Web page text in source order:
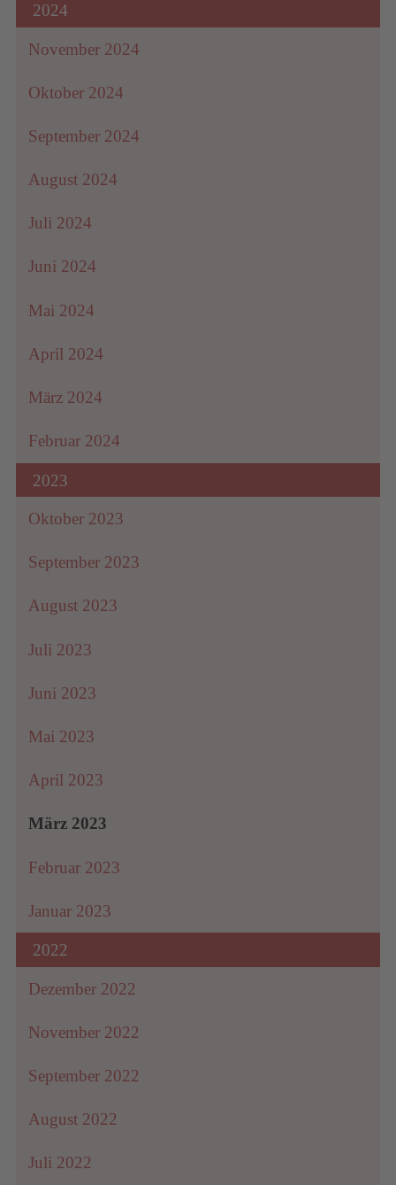
2024
November 2024
Oktober 2024
September 2024
August 2024
Juli 2024
Juni 2024
Mai 2024
April 2024
März 2024
Februar 2024
2023
Oktober 2023
September 2023
August 2023
Juli 2023
Juni 2023
Mai 2023
April 2023
März 2023
Februar 2023
Januar 2023
2022
Dezember 2022
November 2022
September 2022
August 2022
Juli 2022